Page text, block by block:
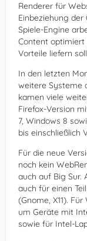
Renderer für
Einbeziehung
Spiele-Engine
Content optimiert
Vorteile liefern
In den letzten
weitere Systeme
kamen viele
Firefox-Version
7, Windows 8
bis einschließlich
Für die neue
noch kein
auch auf Big Sur.
auch für einen
(Gnome, X11).
um Geräte mit
sowie für Intel-